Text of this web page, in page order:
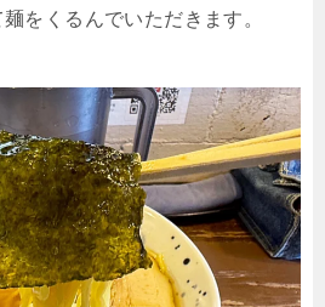
をくるんでいただきます。